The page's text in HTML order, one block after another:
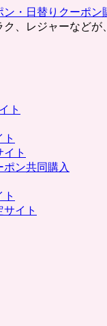
・日替りクーポン
、レジャーなど
ト
ト
ン共同購入
イト